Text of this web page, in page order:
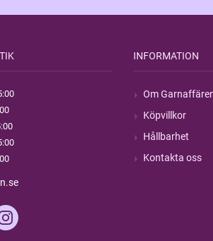
INFORMATION
Om
Köpvillkor
Hållbarhet
Kontakta oss